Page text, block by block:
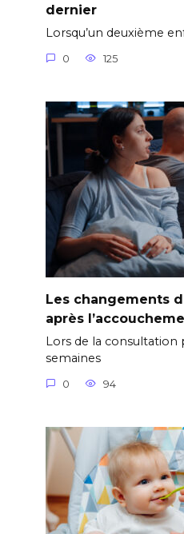
dernier
Lorsqu’un deuxième
0 125
Les changements
après
Lors de la consultation
semaines
0 94